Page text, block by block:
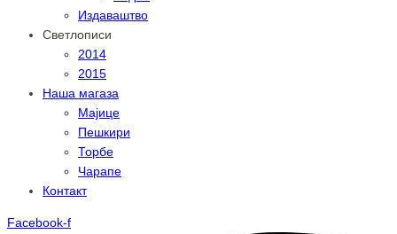
Издаваштво
Светлописи
2014
2015
Наша магаза
Мајице
Пешкири
Торбе
Чарапе
Контакт
Facebook-f